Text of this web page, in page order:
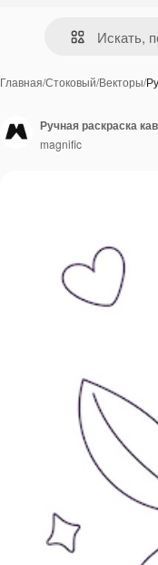
Главная/Стоковый/Векторы/
Ручная раскраска
magnific